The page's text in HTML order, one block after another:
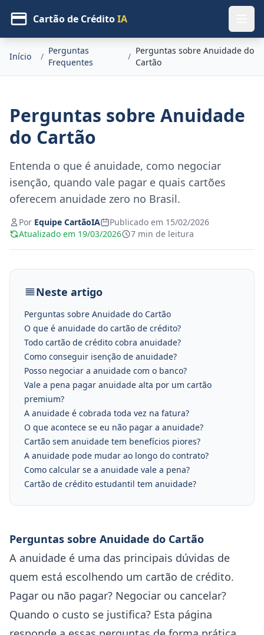
Cartão de CréditoIA
Início /
Perguntas
Frequentes
/
Perguntas sobre Anuidade do
Cartão
Perguntas sobre Anuidade
do Cartão
Entenda o que é anuidade, como negociar
isenção, quando vale pagar e quais cartões
oferecem anuidade zero no Brasil.
Por Equipe CartãoIA
Publicado em 15/02/2026
Atualizado em 19/03/2026
7 min de leitura
Neste artigo
Perguntas sobre Anuidade do Cartão
O que é anuidade do cartão de crédito?
Todo cartão de crédito cobra anuidade?
Como conseguir isenção de anuidade?
Posso negociar a anuidade com o banco?
Vale a pena pagar anuidade alta por um cartão
premium?
A anuidade é cobrada toda vez na fatura?
O que acontece se eu não pagar a anuidade?
Cartão sem anuidade tem benefícios piores?
A anuidade pode mudar ao longo do contrato?
Como calcular se a anuidade vale a pena?
Cartão de crédito estudantil tem anuidade?
Perguntas sobre Anuidade do Cartão
A anuidade é uma das principais dúvidas de
quem está escolhendo um cartão de crédito.
Pagar ou não pagar? Negociar ou cancelar?
Quando o custo se justifica? Esta página